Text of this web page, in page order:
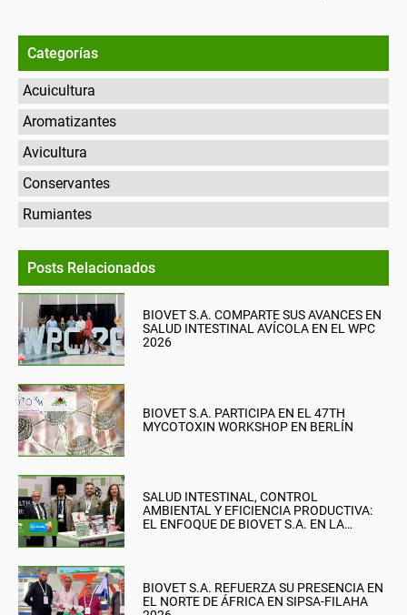
Categorías
Acuicultura
Aromatizantes
Avicultura
Conservantes
Rumiantes
Posts Relacionados
BIOVET S.A. COMPARTE SUS AVANCES EN
SALUD INTESTINAL AVÍCOLA EN EL WPC
2026
BIOVET S.A. PARTICIPA EN EL 47TH
MYCOTOXIN WORKSHOP EN BERLÍN
SALUD INTESTINAL, CONTROL
AMBIENTAL Y EFICIENCIA PRODUCTIVA:
EL ENFOQUE DE BIOVET S.A. EN LA
BIOVET S.A. REFUERZA SU PRESENCIA EN
EL NORTE DE ÁFRICA EN SIPSA-FILAHA